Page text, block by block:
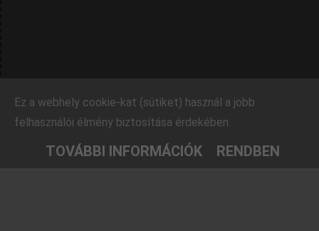
Ez a webhely cookie-kat (sütiket) használ a jobb
felhasználói élmény biztosítása érdekében.
TOVÁBBI INFORMÁCIÓK RENDBEN